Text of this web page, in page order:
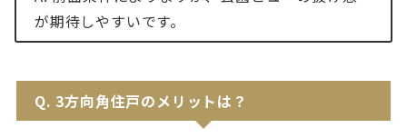
が期待しやすいです。
Q.3方向角住戸のメリットは？